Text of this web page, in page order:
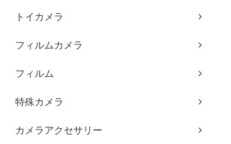
トイカメラ
フィルムカメラ
フィルム
特殊カメラ
カメラアクセサリー